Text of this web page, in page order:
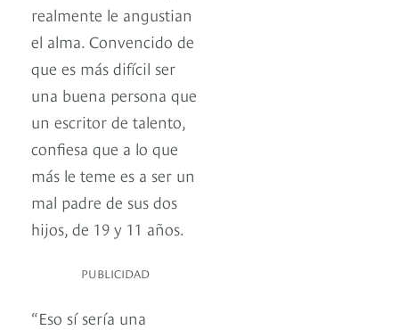
realmente le angustian
el alma. Convencido de
que es más difícil ser
una buena persona que
un escritor de talento,
confiesa que a lo que
más le teme es a ser un
mal padre de sus dos
hijos, de 19 y 11 años.
PUBLICIDAD
“Eso sí sería una